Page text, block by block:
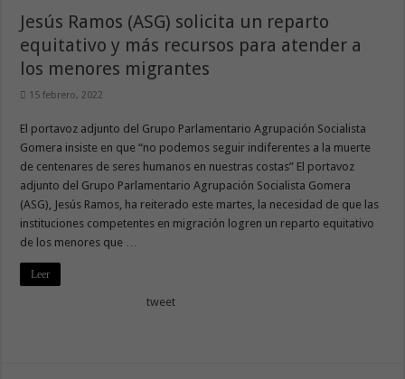
Jesús Ramos (ASG) solicita un reparto
equitativo y más recursos para atender a
los menores migrantes
15 febrero, 2022
El portavoz adjunto del Grupo Parlamentario Agrupación Socialista
Gomera insiste en que “no podemos seguir indiferentes a la muerte
de centenares de seres humanos en nuestras costas” El portavoz
adjunto del Grupo Parlamentario Agrupación Socialista Gomera
(ASG), Jesús Ramos, ha reiterado este martes, la necesidad de que las
instituciones competentes en migración logren un reparto equitativo
de los menores que …
Leer
tweet